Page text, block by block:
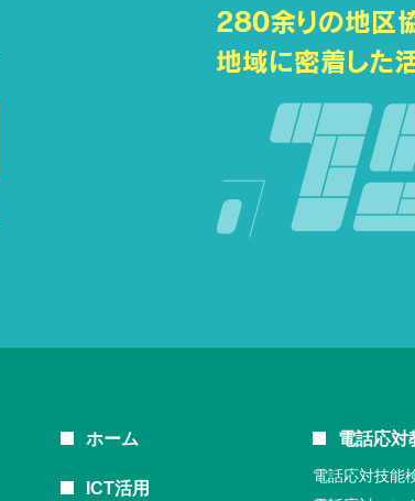
ホーム
ICT活用
電話応対
電話応対技能